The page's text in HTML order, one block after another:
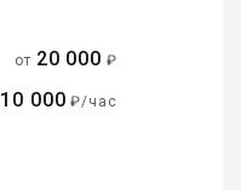
от 20 000 ₽
10 000 ₽/час